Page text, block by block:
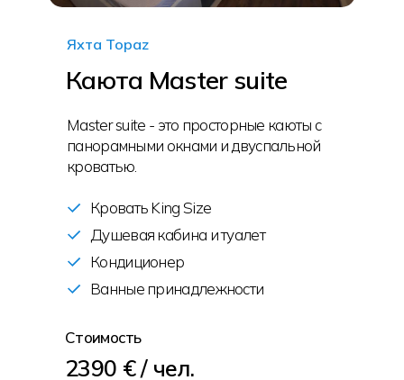
Яхта Topaz
Каюта Master suite
2390 € / чел.
Стоимость
Master suite - это просторные каюты с
панорамными окнами и двуспальной
кроватью.
Кондиционер
Ванные принадлежности
Душевая кабина и туалет
Кровать King Size